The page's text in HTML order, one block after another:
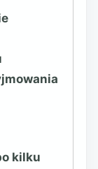
kilku